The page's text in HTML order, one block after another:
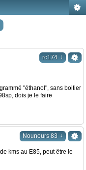
rc174 ↓
"éthanol", sans boitier
dois je le faire
Nounours 83 ↓
kms au E85, peut être le